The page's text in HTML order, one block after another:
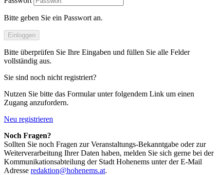
Bitte geben Sie ein Passwort an.
Einloggen
Bitte überprüfen Sie Ihre Eingaben und füllen Sie alle Felder
vollständig aus.
Sie sind noch nicht registriert?
Nutzen Sie bitte das Formular unter folgendem Link um einen
Zugang anzufordern.
Neu registrieren
Noch Fragen?
Sollten Sie noch Fragen zur Veranstaltungs-Bekanntgabe oder zur
Weiterverarbeitung Ihrer Daten haben, melden Sie sich gerne bei der
Kommunikationsabteilung der Stadt Hohenems unter der E-Mail
Adresse redaktion@hohenems.at.